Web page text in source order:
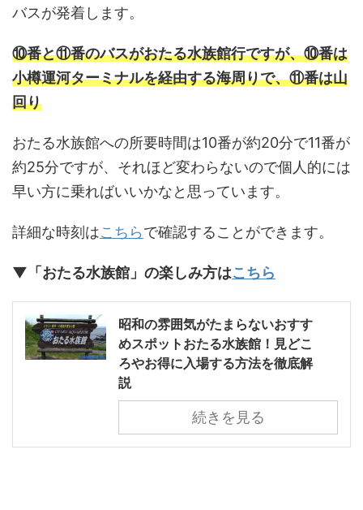
バスが発着します。
⑩番と⑪番のバスがおたる水族館行ですが、⑩番は
小樽運河ターミナルを経由する海周りで、⑪番は山
回り
おたる水族館への所要時間は10番が約20分で11番が
約25分ですが、それほど変わらないので個人的には
早い方に乗ればいいかなと思っています。
詳細な時刻はこちらで確認することができます。
▼「おたる水族館」の楽しみ方はこちら
昭和の雰囲気がたまらないおすす
めスポットおたる水族館！見どこ
ろやお得に入場する方法を徹底解
説
続きを見る